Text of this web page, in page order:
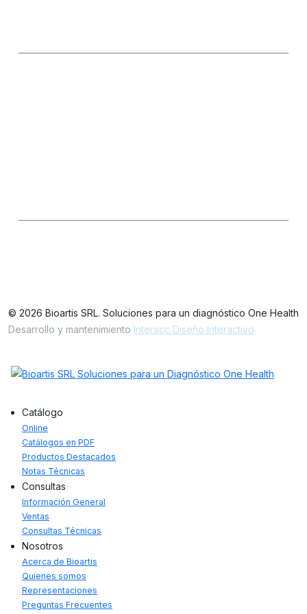
© 2026 Bioartis SRL. Soluciones para un diagnóstico One Health
Desarrollo y mantenimiento Interacc Diseño Interactivo
Catálogo
Online
Catálogos en PDF
Productos Destacados
Notas Técnicas
Consultas
Información General
Ventas
Consultas Técnicas
Nosotros
Acerca de Bioartis
Quienes somos
Representaciones
Preguntas Frecuentes